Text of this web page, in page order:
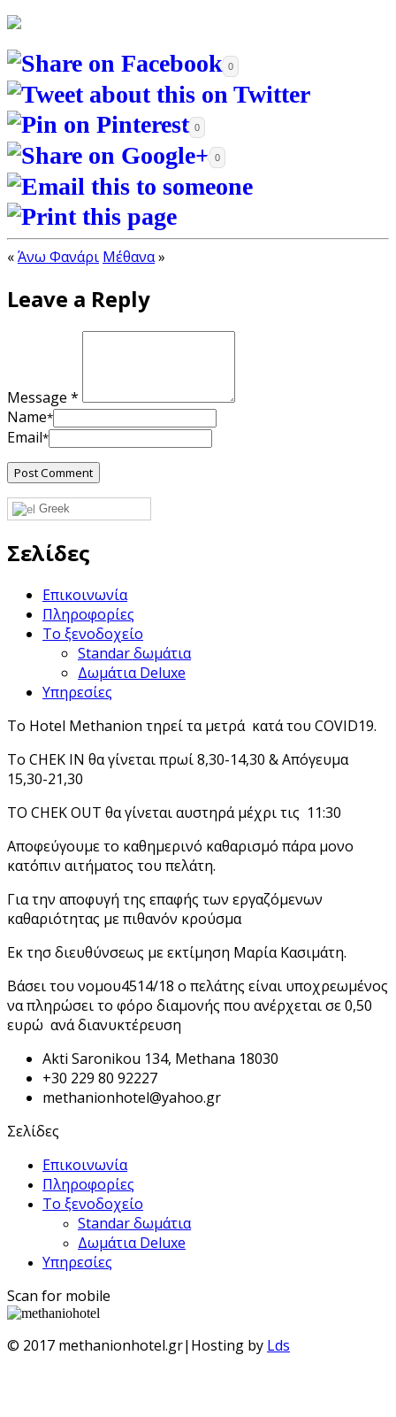
0
0
0
«Άνω Φανάρι Μέθανα»
Leave a Reply
Message *
Name*
Email*
Greek
Σελίδες
Επικοινωνία
Πληροφορίες
Το ξενοδοχείο
Standar δωμάτια
Δωμάτια Deluxe
Υπηρεσίες
Το Hotel Methanion τηρεί τα μετρά κατά του COVID19.
Το CHEK IN θα γίνεται πρωί 8,30-14,30 & Απόγευμα
15,30-21,30
ΤΟ CHEK OUT θα γίνεται αυστηρά μέχρι τις 11:30
Αποφεύγουμε το καθημερινό καθαρισμό πάρα μονο
κατόπιν αιτήματος του πελάτη.
Για την αποφυγή της επαφής των εργαζόμενων
καθαριότητας με πιθανόν κρούσμα
Εκ τησ διευθύνσεως με εκτίμηση Μαρία Κασιμάτη.
Βάσει του νομου4514/18 ο πελάτης είναι υποχρεωμένος
να πληρώσει το φόρο διαμονής που ανέρχεται σε 0,50
ευρώ ανά διανυκτέρευση
Akti Saronikou 134, Methana 18030
+30 229 80 92227
methanionhotel@yahoo.gr
Σελίδες
Επικοινωνία
Πληροφορίες
Το ξενοδοχείο
Standar δωμάτια
Δωμάτια Deluxe
Υπηρεσίες
Scan for mobile
© 2017 methanionhotel.gr|Hosting by Lds